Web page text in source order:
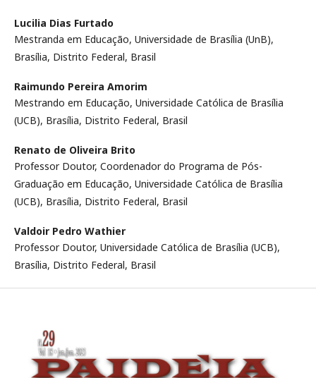
Lucilia Dias Furtado
Mestranda em Educação, Universidade de Brasília (UnB),
Brasília, Distrito Federal, Brasil
Raimundo Pereira Amorim
Mestrando em Educação, Universidade Católica de Brasília
(UCB), Brasília, Distrito Federal, Brasil
Renato de Oliveira Brito
Professor Doutor, Coordenador do Programa de Pós-
Graduação em Educação, Universidade Católica de Brasília
(UCB), Brasília, Distrito Federal, Brasil
Valdoir Pedro Wathier
Professor Doutor, Universidade Católica de Brasília (UCB),
Brasília, Distrito Federal, Brasil